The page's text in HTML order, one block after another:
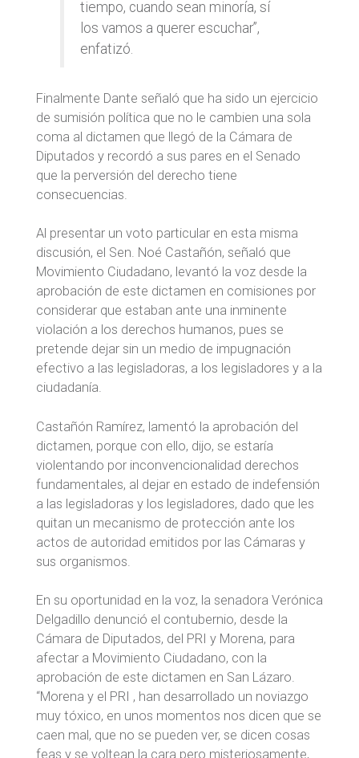
tiempo, cuando sean minoría, sí
los vamos a querer escuchar”,
enfatizó.
Finalmente Dante señaló que ha sido un ejercicio
de sumisión política que no le cambien una sola
coma al dictamen que llegó de la Cámara de
Diputados y recordó a sus pares en el Senado
que la perversión del derecho tiene
consecuencias.
Al presentar un voto particular en esta misma
discusión, el Sen. Noé Castañón, señaló que
Movimiento Ciudadano, levantó la voz desde la
aprobación de este dictamen en comisiones por
considerar que estaban ante una inminente
violación a los derechos humanos, pues se
pretende dejar sin un medio de impugnación
efectivo a las legisladoras, a los legisladores y a la
ciudadanía.
Castañón Ramírez, lamentó la aprobación del
dictamen, porque con ello, dijo, se estaría
violentando por inconvencionalidad derechos
fundamentales, al dejar en estado de indefensión
a las legisladoras y los legisladores, dado que les
quitan un mecanismo de protección ante los
actos de autoridad emitidos por las Cámaras y
sus organismos.
En su oportunidad en la voz, la senadora Verónica
Delgadillo denunció el contubernio, desde la
Cámara de Diputados, del PRI y Morena, para
afectar a Movimiento Ciudadano, con la
aprobación de este dictamen en San Lázaro.
“Morena y el PRI , han desarrollado un noviazgo
muy tóxico, en unos momentos nos dicen que se
caen mal, que no se pueden ver, se dicen cosas
feas y se voltean la cara pero misteriosamente,